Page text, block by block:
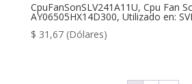
CpuFanSonSLV241A11U, Cpu Fan
AY06505HX14D300, Utilizado en:
$ 31,67 (Dólares)